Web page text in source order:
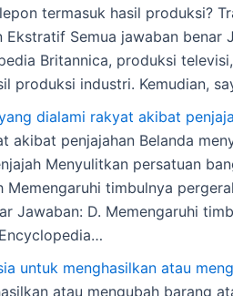
termasuk hasil produksi?
Ekstratif Semua jawaban benar
Britannica, produksi
produksi industri. Kemudian,
dialami rakyat akibat
akibat penjajahan Belanda
Menyulitkan persatuan
Memengaruhi timbulnya
Jawaban: D. Memengaruhi
untuk menghasilkan atau
atau mengubah barang